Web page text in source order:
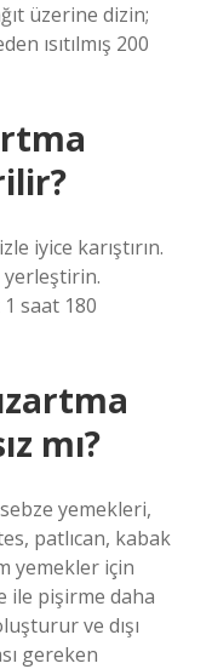
üzerine dizin;
ısıtılmış 200
iyice karıştırın.
yerleştirin.
saat 180
mı?
yemekleri,
patlıcan, kabak
yemekler için
ile pişirme daha
ve dışı
gereken